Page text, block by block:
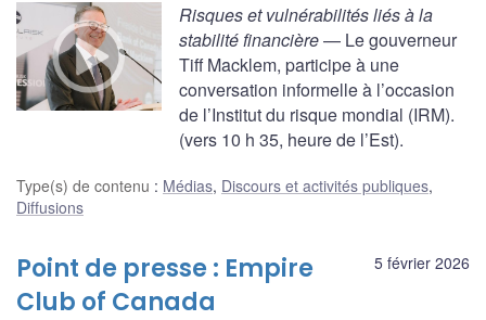
Risques et vulnérabilités liés à la
stabilité financière— Le gouverneur
Tiff Macklem, participe à une
conversation informelle à l’occasion
de l’Institut du risque mondial (IRM).
(vers 10 h 35, heure de l’Est).
Type(s) de contenu : Médias, Discours et activités publiques,
Diffusions
5 février 2026
Point de presse : Empire
Club of Canada